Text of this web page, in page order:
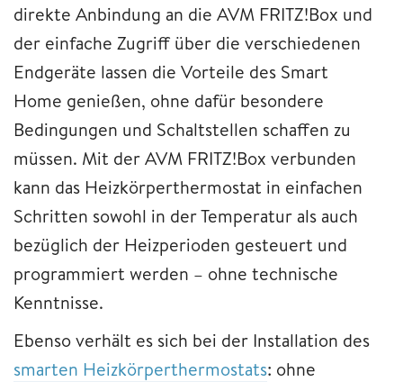
direkte Anbindung an die AVM FRITZ!Box und
der einfache Zugriff über die verschiedenen
Endgeräte lassen die Vorteile des Smart
Home genießen, ohne dafür besondere
Bedingungen und Schaltstellen schaffen zu
müssen. Mit der AVM FRITZ!Box verbunden
kann das Heizkörperthermostat in einfachen
Schritten sowohl in der Temperatur als auch
bezüglich der Heizperioden gesteuert und
programmiert werden – ohne technische
Kenntnisse.
Ebenso verhält es sich bei der Installation des
smarten Heizkörperthermostats: ohne